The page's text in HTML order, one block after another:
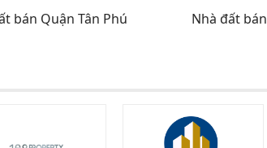
bán Quận Tân Phú Nhà đất